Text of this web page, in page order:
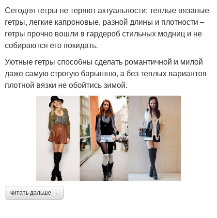
Сегодня гетры не теряют актуальности: теплые вязаные
гетры, легкие капроновые, разной длины и плотности –
гетры прочно вошли в гардероб стильных модниц и не
собираются его покидать.
Уютные гетры способны сделать романтичной и милой
даже самую строгую барышню, а без теплых вариантов
плотной вязки не обойтись зимой.
читать дальше →